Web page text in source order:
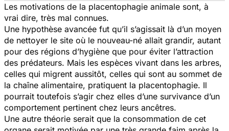
Les motivations de la placentophagie animale sont, à
vrai dire, très mal connues.
Une hypothèse avancée fut qu’il s’agissait là d’un moyen
de nettoyer le site où le nouveau-né allait grandir, autant
pour des régions d’hygiène que pour éviter l’attraction
des prédateurs. Mais les espèces vivant dans les arbres,
celles qui migrent aussitôt, celles qui sont au sommet de
la chaîne alimentaire, pratiquent la placentophagie. Il
pourrait toutefois s’agir chez elles d’une survivance d’un
comportement pertinent chez leurs ancêtres.
Une autre théorie serait que la consommation de cet